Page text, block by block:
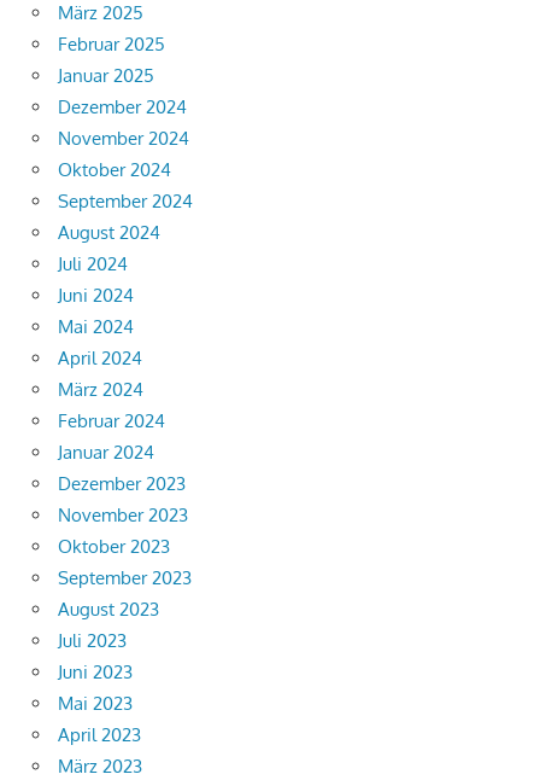
März 2025
Februar 2025
Januar 2025
Dezember 2024
November 2024
Oktober 2024
September 2024
August 2024
Juli 2024
Juni 2024
Mai 2024
April 2024
März 2024
Februar 2024
Januar 2024
Dezember 2023
November 2023
Oktober 2023
September 2023
August 2023
Juli 2023
Juni 2023
Mai 2023
April 2023
März 2023